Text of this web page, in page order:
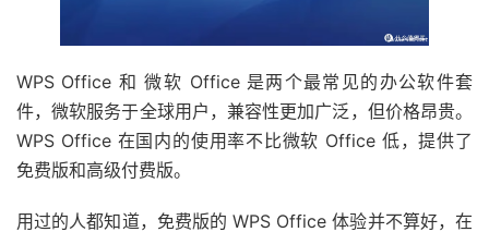
WPS Office 和 微软 Office 是两个最常见的办公软件套
件，微软服务于全球用户，兼容性更加广泛，但价格昂贵。
WPS Office 在国内的使用率不比微软 Office 低，提供了
免费版和高级付费版。
用过的人都知道，免费版的 WPS Office 体验并不算好，在